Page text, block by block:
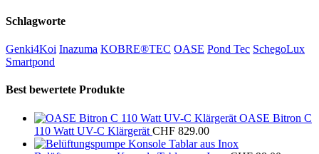
Schlagworte
Genki4Koi Inazuma KOBRE®TEC OASE Pond Tec SchegoLux
Smartpond
Best bewertete Produkte
OASE Bitron C
110 Watt UV-C Klärgerät CHF 829.00